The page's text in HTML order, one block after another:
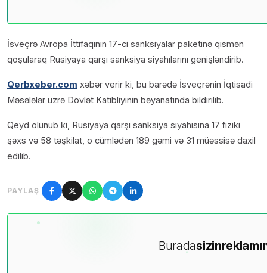
İsveçrə Avropa İttifaqının 17-ci sanksiyalar paketinə qismən
qoşularaq Rusiyaya qarşı sanksiya siyahılarını genişləndirib.
Qerbxeber.com xəbər verir ki, bu barədə İsveçrənin İqtisadi
Məsələlər üzrə Dövlət Katibliyinin bəyanatında bildirilib.
Qeyd olunub ki, Rusiyaya qarşı sanksiya siyahısına 17 fiziki
şəxs və 58 təşkilat, o cümlədən 189 gəmi və 31 müəssisə daxil
edilib.
PAYLAŞ
Buradasizin